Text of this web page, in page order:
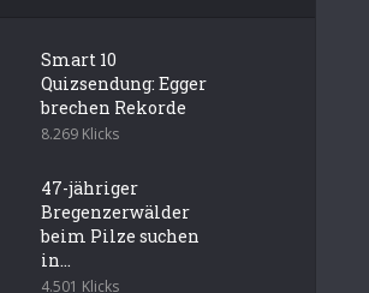
Smart 10
Quizsendung: Egger
brechen Rekorde
8.269 Klicks
47-jähriger
Bregenzerwälder
beim Pilze suchen
in...
4.501 Klicks